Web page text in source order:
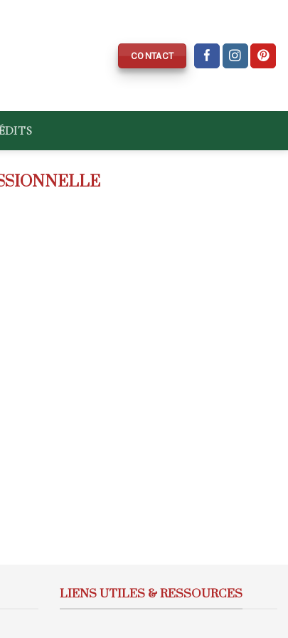
CONTACT
LIENS UTILES & RESSOURCES